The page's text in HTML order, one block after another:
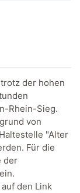
der hohen
Rhein-Sieg.
von
"Alter
Für die
der
den Link